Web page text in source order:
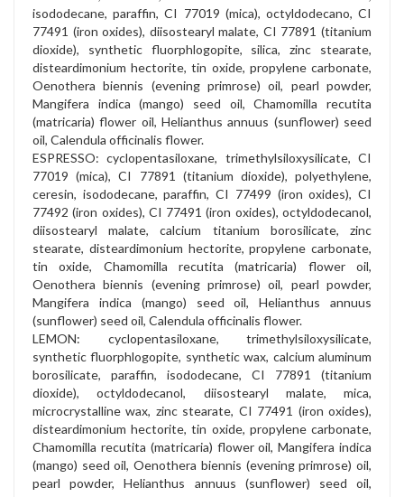
isododecane, paraffin, CI 77019 (mica), octyldodecano, CI
77491 (iron oxides), diisostearyl malate, CI 77891 (titanium
dioxide), synthetic fluorphlogopite, silica, zinc stearate,
disteardimonium hectorite, tin oxide, propylene carbonate,
Oenothera biennis (evening primrose) oil, pearl powder,
Mangifera indica (mango) seed oil, Chamomilla recutita
(matricaria) flower oil, Helianthus annuus (sunflower) seed
oil, Calendula officinalis flower.
ESPRESSO: cyclopentasiloxane, trimethylsiloxysilicate, CI
77019 (mica), CI 77891 (titanium dioxide), polyethylene,
ceresin, isododecane, paraffin, CI 77499 (iron oxides), CI
77492 (iron oxides), CI 77491 (iron oxides), octyldodecanol,
diisostearyl malate, calcium titanium borosilicate, zinc
stearate, disteardimonium hectorite, propylene carbonate,
tin oxide, Chamomilla recutita (matricaria) flower oil,
Oenothera biennis (evening primrose) oil, pearl powder,
Mangifera indica (mango) seed oil, Helianthus annuus
(sunflower) seed oil, Calendula officinalis flower.
LEMON: cyclopentasiloxane, trimethylsiloxysilicate,
synthetic fluorphlogopite, synthetic wax, calcium aluminum
borosilicate, paraffin, isododecane, CI 77891 (titanium
dioxide), octyldodecanol, diisostearyl malate, mica,
microcrystalline wax, zinc stearate, CI 77491 (iron oxides),
disteardimonium hectorite, tin oxide, propylene carbonate,
Chamomilla recutita (matricaria) flower oil, Mangifera indica
(mango) seed oil, Oenothera biennis (evening primrose) oil,
pearl powder, Helianthus annuus (sunflower) seed oil,